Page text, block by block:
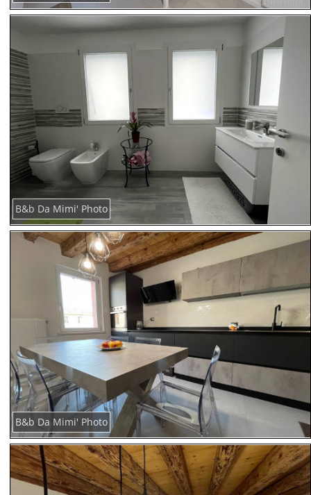
B&b Da Mimi' Photo
B&b Da Mimi' Photo